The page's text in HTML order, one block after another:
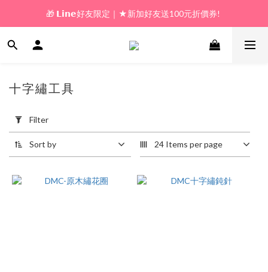
🎁 新好友購物金｜★加入新會員領券送100元!
🎁 𝗟𝗶𝗻𝗲好友限定｜★新加好友送100元折價券!
🎁 新好友購物金｜★加入新會員領券送100元!
Apply
(0/20)
(NT$)
十字繡工具
Filter
Sort by 24 Items per page